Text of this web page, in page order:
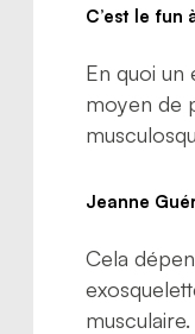
C’est le fun
En quoi un
moyen de
Jeanne
Cela